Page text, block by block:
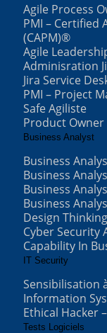
Agile Process
PMI – Certified
(CAPM)®
Agile
Adminisration
Jira Service
PMI – Project
Safe Agiliste
Product Owner
Business Analyst
Business
Business
Business
Business
Design Thinking
Cyber Security
Capability In
IT Security
Sensibilisation
Information
Ethical Hacker
Tests Logiciels